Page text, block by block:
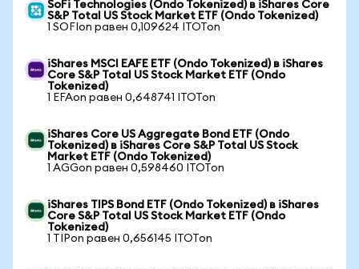
SoFi Technologies (Ondo Tokenized) в iShares Core
S&P Total US Stock Market ETF (Ondo Tokenized)
1 SOFIon равен 0,109624 ITOTon
iShares MSCI EAFE ETF (Ondo Tokenized) в iShares
Core S&P Total US Stock Market ETF (Ondo
Tokenized)
1 EFAon равен 0,648741 ITOTon
iShares Core US Aggregate Bond ETF (Ondo
Tokenized) в iShares Core S&P Total US Stock
Market ETF (Ondo Tokenized)
1 AGGon равен 0,598460 ITOTon
iShares TIPS Bond ETF (Ondo Tokenized) в iShares
Core S&P Total US Stock Market ETF (Ondo
Tokenized)
1 TIPon равен 0,656145 ITOTon